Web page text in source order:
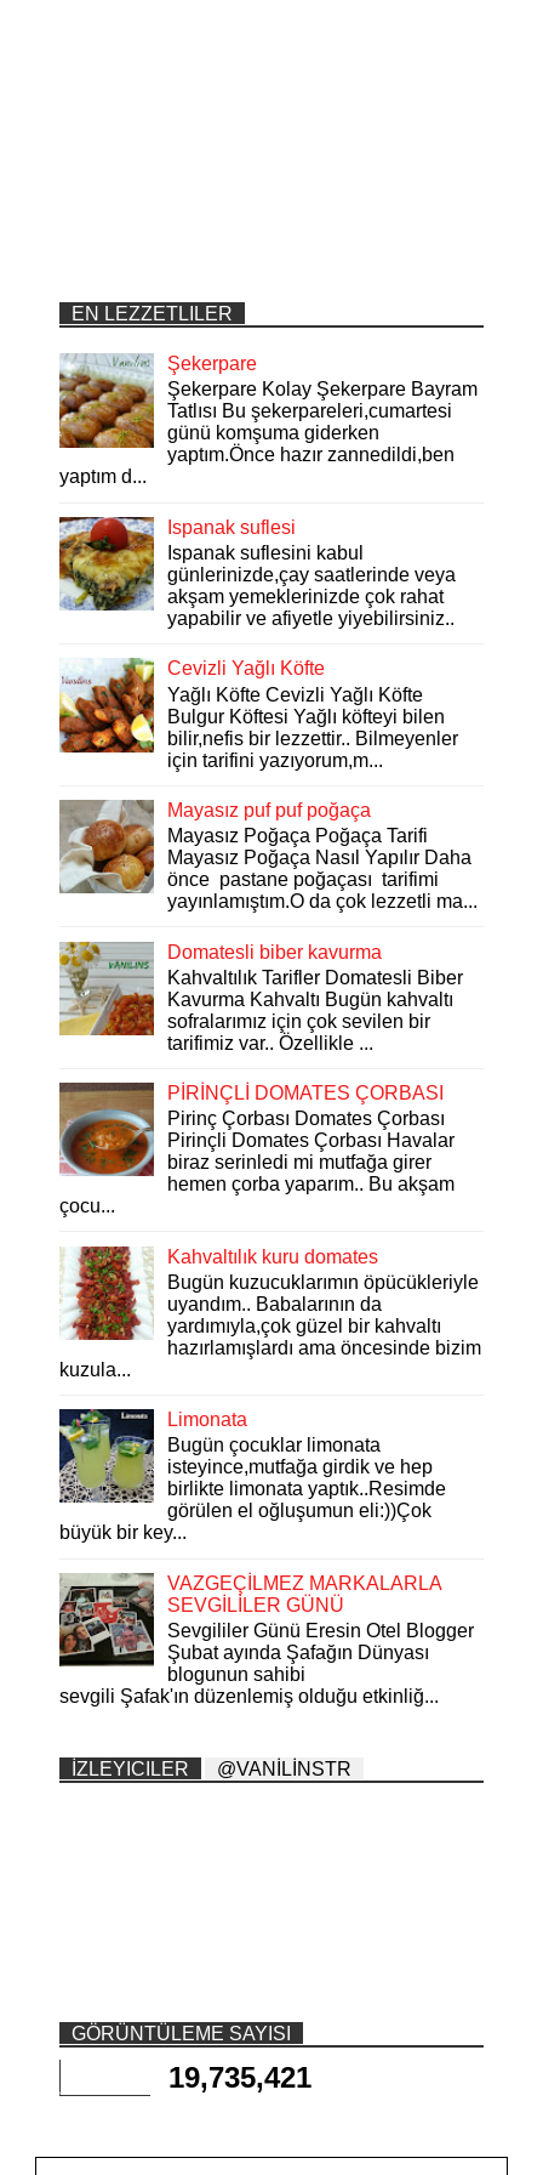
EN LEZZETLILER
Şekerpare
Şekerpare Kolay Şekerpare Bayram
Tatlısı Bu şekerpareleri,cumartesi
günü komşuma giderken
yaptım.Önce hazır zannedildi,ben
yaptım d...
Ispanak suflesi
Ispanak suflesini kabul
günlerinizde,çay saatlerinde veya
akşam yemeklerinizde çok rahat
yapabilir ve afiyetle yiyebilirsiniz..
Cevizli Yağlı Köfte
Yağlı Köfte Cevizli Yağlı Köfte
Bulgur Köftesi Yağlı köfteyi bilen
bilir,nefis bir lezzettir.. Bilmeyenler
için tarifini yazıyorum,m...
Mayasız puf puf poğaça
Mayasız Poğaça Poğaça Tarifi
Mayasız Poğaça Nasıl Yapılır Daha
önce pastane poğaçası tarifimi
yayınlamıştım.O da çok lezzetli ma...
Domatesli biber kavurma
Kahvaltılık Tarifler Domatesli Biber
Kavurma Kahvaltı Bugün kahvaltı
sofralarımız için çok sevilen bir
tarifimiz var.. Özellikle ...
PİRİNÇLİ DOMATES ÇORBASI
Pirinç Çorbası Domates Çorbası
Pirinçli Domates Çorbası Havalar
biraz serinledi mi mutfağa girer
hemen çorba yaparım.. Bu akşam
çocu...
Kahvaltılık kuru domates
Bugün kuzucuklarımın öpücükleriyle
uyandım.. Babalarının da
yardımıyla,çok güzel bir kahvaltı
hazırlamışlardı ama öncesinde bizim
kuzula...
Limonata
Bugün çocuklar limonata
isteyince,mutfağa girdik ve hep
birlikte limonata yaptık..Resimde
görülen el oğluşumun eli:))Çok
büyük bir key...
VAZGEÇİLMEZ MARKALARLA
SEVGİLİLER GÜNÜ
Sevgililer Günü Eresin Otel Blogger
Şubat ayında Şafağın Dünyası
blogunun sahibi
sevgili Şafak'ın düzenlemiş olduğu etkinliğ...
İZLEYICILER @VANİLİNSTR
GÖRÜNTÜLEME SAYISI
19,735,421